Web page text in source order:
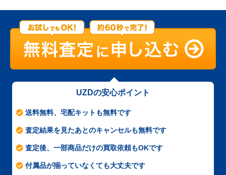
UZDの安心ポイント
送料無料、宅配キットも無料です
査定結果を見たあとのキャンセルも無料です
査定後、一部商品だけの買取依頼もOKです
付属品が揃っていなくても大丈夫です